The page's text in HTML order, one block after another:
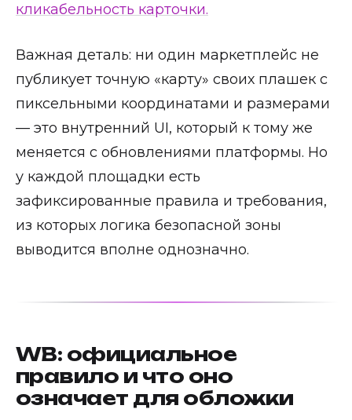
кликабельность карточки.
Важная деталь: ни один маркетплейс не
публикует точную «карту» своих плашек с
пиксельными координатами и размерами
— это внутренний UI, который к тому же
меняется с обновлениями платформы. Но
у каждой площадки есть
зафиксированные правила и требования,
из которых логика безопасной зоны
выводится вполне однозначно.
WB: официальное
правило и что оно
означает для обложки